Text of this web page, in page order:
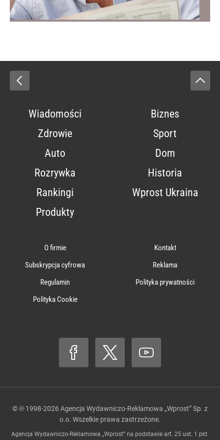
Wiadomości
Biznes
Zdrowie
Sport
Auto
Dom
Rozrywka
Historia
Rankingi
Wprost Ukraina
Produkty
O firmie
Kontakt
Subskrypcja cyfrowa
Reklama
Regulamin
Polityka prywatności
Polityka Cookie
© ℗ 1998-2026 Agencja Wydawniczo-Reklamowa „Wprost” Sp. z
o.o. Wszelkie prawa zastrzeżone.
Agencja Wydawniczo-Reklamowa „Wprost” na podstawie art. 25 ust. 1 pkt.